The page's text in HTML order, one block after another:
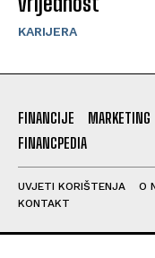
KARIJERA
FINANCIJE MARKETING
FINANCPEDIA
UVJETI KORIŠTENJA O
KONTAKT